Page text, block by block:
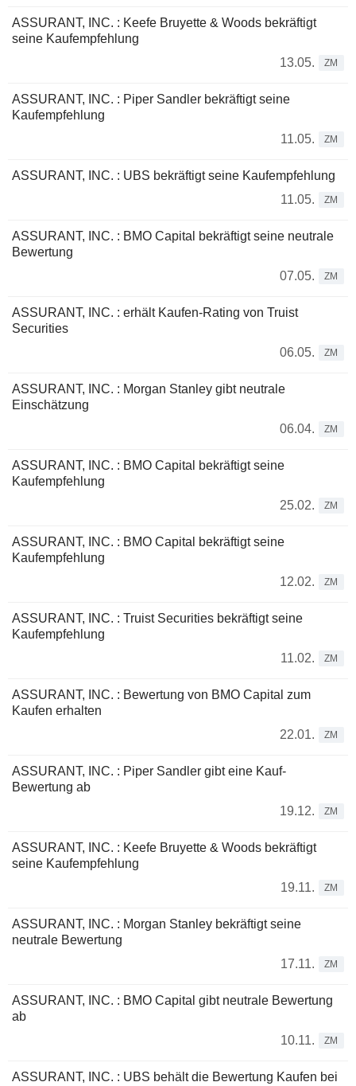
ASSURANT, INC. : Keefe Bruyette & Woods bekräftigt
seine Kaufempfehlung
13.05.
ZM
ASSURANT, INC. : Piper Sandler bekräftigt seine
Kaufempfehlung
11.05.
ZM
ASSURANT, INC. : UBS bekräftigt seine Kaufempfehlung
11.05.
ZM
ASSURANT, INC. : BMO Capital bekräftigt seine neutrale
Bewertung
07.05.
ZM
ASSURANT, INC. : erhält Kaufen-Rating von Truist
Securities
06.05.
ZM
ASSURANT, INC. : Morgan Stanley gibt neutrale
Einschätzung
06.04.
ZM
ASSURANT, INC. : BMO Capital bekräftigt seine
Kaufempfehlung
25.02.
ZM
ASSURANT, INC. : BMO Capital bekräftigt seine
Kaufempfehlung
12.02.
ZM
ASSURANT, INC. : Truist Securities bekräftigt seine
Kaufempfehlung
11.02.
ZM
ASSURANT, INC. : Bewertung von BMO Capital zum
Kaufen erhalten
22.01.
ZM
ASSURANT, INC. : Piper Sandler gibt eine Kauf-
Bewertung ab
19.12.
ZM
ASSURANT, INC. : Keefe Bruyette & Woods bekräftigt
seine Kaufempfehlung
19.11.
ZM
ASSURANT, INC. : Morgan Stanley bekräftigt seine
neutrale Bewertung
17.11.
ZM
ASSURANT, INC. : BMO Capital gibt neutrale Bewertung
ab
10.11.
ZM
ASSURANT, INC. : UBS behält die Bewertung Kaufen bei